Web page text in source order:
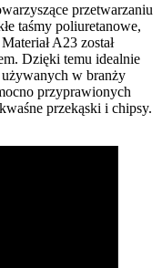
przetwarzaniu
taśmy poliuretanowe,
A23 został
Dzięki temu idealnie
używanych w branży
przyprawionych
przekąski i chipsy.